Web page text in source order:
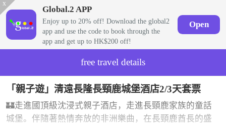
x
Global.2 APP
Enjoy up to 20% off! Download the global2
app and use the code to book through the
app and get up to HK$200 off!
Open
free travel details
「親子遊」清遠長隆長頸鹿城堡酒店2/3天套票
🏰走進國頂級沈浸式親子酒店，走進長頸鹿家族的童話
城堡。伴隨著熱情奔放的非洲樂曲，在長頸鹿酋長的盛